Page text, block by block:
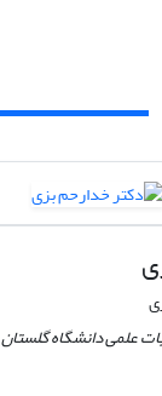
علمی دانشگاه گلستان